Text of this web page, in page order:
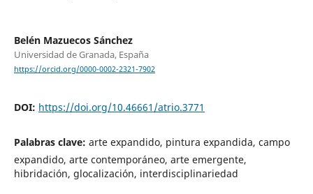
Belén Mazuecos Sánchez
Universidad de Granada, España
https://orcid.org/0000-0002-2321-7902
DOI: https://doi.org/10.46661/atrio.3771
Palabras clave: arte expandido, pintura expandida, campo
expandido, arte contemporáneo, arte emergente,
hibridación, glocalización, interdisciplinariedad